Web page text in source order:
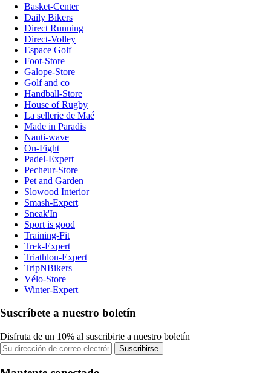
Basket-Center
Daily Bikers
Direct Running
Direct-Volley
Espace Golf
Foot-Store
Galope-Store
Golf and co
Handball-Store
House of Rugby
La sellerie de Maé
Made in Paradis
Nauti-wave
On-Fight
Padel-Expert
Pecheur-Store
Pet and Garden
Slowood Interior
Smash-Expert
Sneak'In
Sport is good
Training-Fit
Trek-Expert
Triathlon-Expert
TripNBikers
Vélo-Store
Winter-Expert
Suscríbete a nuestro boletín
Disfruta de un 10% al suscribirte a nuestro boletín
Suscribirse